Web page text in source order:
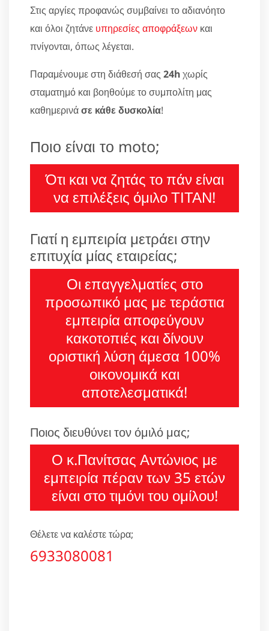
Στις αργίες προφανώς συμβαίνει το αδιανόητο
και όλοι ζητάνε υπηρεσίες αποφράξεων και
πνίγονται, όπως λέγεται.
Παραμένουμε στη διάθεσή σας 24hχωρίς
σταματημό και βοηθούμε το συμπολίτη μας
καθημερινάσε κάθε δυσκολία!
Ποιο είναι το moto;
Ότι και να ζητάς το πάν είναι
να επιλέξεις όμιλο ΤΙΤΑΝ!
Γιατί η εμπειρία μετράει στην
επιτυχία μίας εταιρείας;
Οι επαγγελματίες στο
προσωπικό μας με τεράστια
εμπειρία αποφεύγουν
κακοτοπιές και δίνουν
οριστική λύση άμεσα 100%
οικονομικά και
αποτελεσματικά!
Ποιος διευθύνει τον όμιλό μας;
Ο κ.Πανίτσας Αντώνιος με
εμπειρία πέραν των 35 ετών
είναι στο τιμόνι του ομίλου!
Θέλετε να καλέστε τώρα;
6933080081